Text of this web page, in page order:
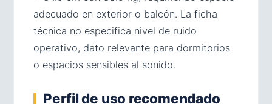
adecuado en exterior o balcón. La ficha
técnica no especifica nivel de ruido
operativo, dato relevante para dormitorios
o espacios sensibles al sonido.
Perfil de uso recomendado